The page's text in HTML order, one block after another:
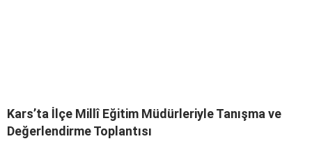
Kars’ta İlçe Millî Eğitim Müdürleriyle Tanışma ve
Değerlendirme Toplantısı